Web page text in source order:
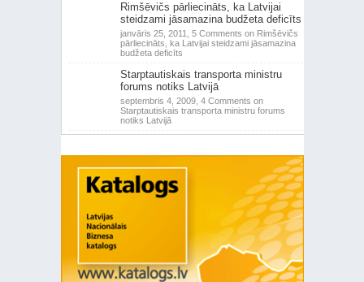
Rimšēvičs pārliecināts, ka Latvijai
steidzami jāsamazina budžeta deficīts
janvāris 25, 2011, 5 Comments on Rimšēvičs
pārliecināts, ka Latvijai steidzami jāsamazina
budžeta deficīts
Starptautiskais transporta ministru
forums notiks Latvijā
septembris 4, 2009, 4 Comments on
Starptautiskais transporta ministru forums
notiks Latvijā